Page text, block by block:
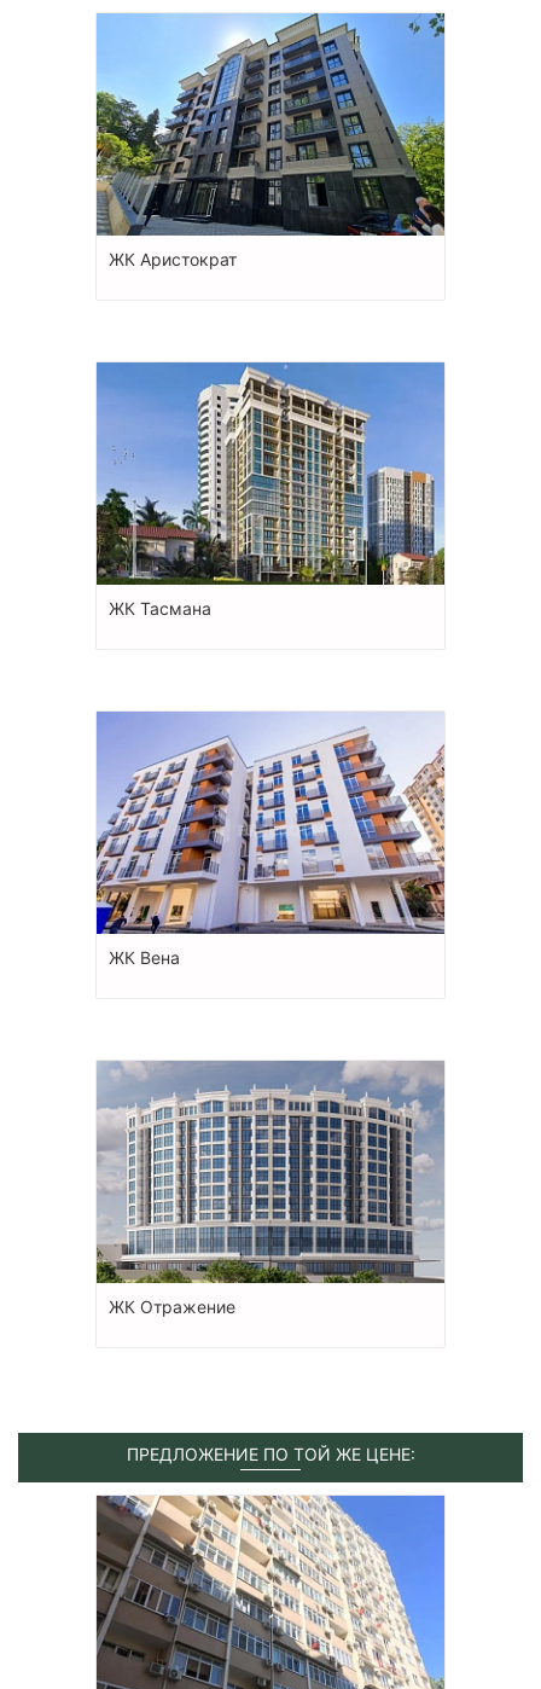
ЖК Аристократ
ЖК Тасмана
ЖК Вена
ЖК Отражение
ПРЕДЛОЖЕНИЕ ПО ТОЙ ЖЕ ЦЕНЕ: